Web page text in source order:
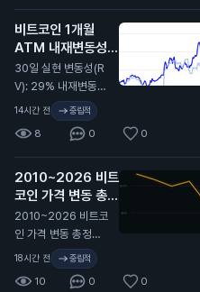
만 달러까지 떡락했었
지. 무슨 뜻인지 알
지…
비트코인 1개월
ATM 내재변동성
(IV): 32%
N
30일 실현 변동성(R
V): 29% 내재변동성
이 실현 대비 2.4포인
트 높게 형성돼 있고,
지난 2년 기준 대략 4
6퍼센타일 구간. 극단
적이진 않지만 옵션
시장은 여전히 최근
비트코인이 보여준 것
보다 더 큰 움직임을
프라이싱 중. 여기서
실현 변동성이 따라
올라갈까, 아니면 내
14시간 전 중립적
8 0 0
2010~2026 비트
코인 가격 변동 총정
리 🫡
N
2010~2026 비트코
인 가격 변동 총정리
🫡
18시간 전 중립적
10 0 0